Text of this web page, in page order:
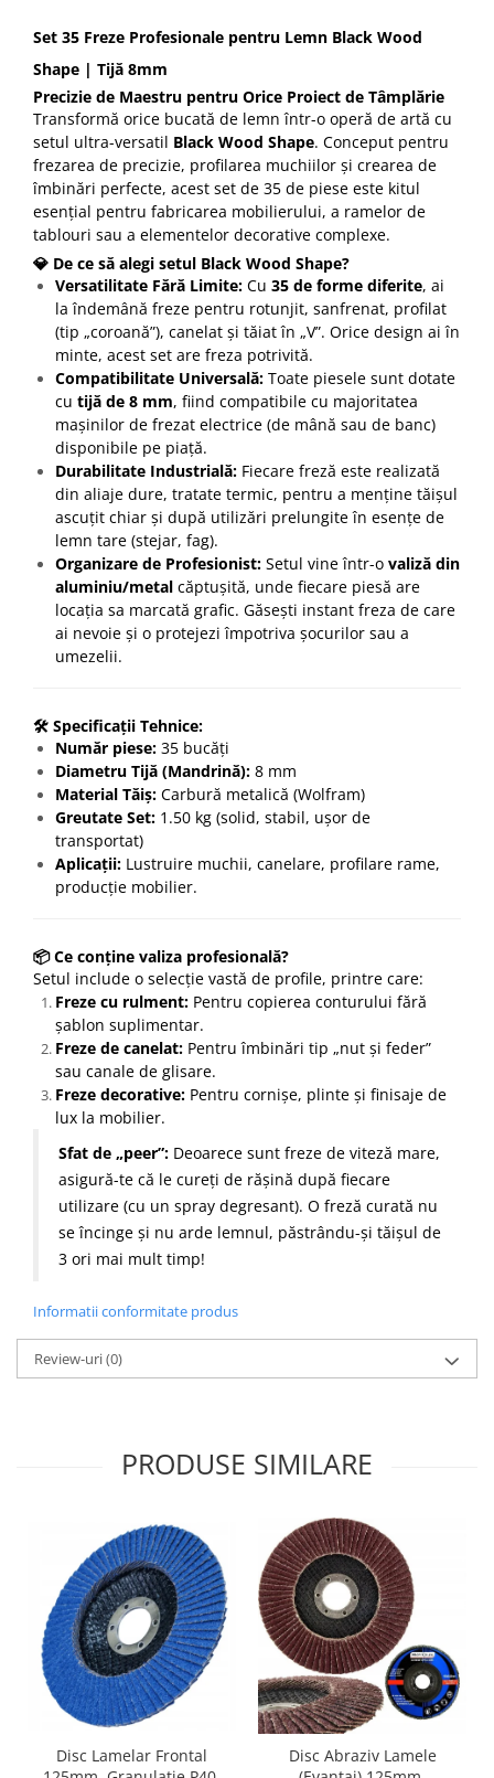
Set 35 Freze Profesionale pentru Lemn Black Wood
Shape | Tijă 8mm
Precizie de Maestru pentru Orice Proiect de Tâmplărie
Transformă orice bucată de lemn într-o operă de artă cu
setul ultra-versatil Black Wood Shape. Conceput pentru
frezarea de precizie, profilarea muchiilor și crearea de
îmbinări perfecte, acest set de 35 de piese este kitul
esențial pentru fabricarea mobilierului, a ramelor de
tablouri sau a elementelor decorative complexe.
💎 De ce să alegi setul Black Wood Shape?
Versatilitate Fără Limite: Cu 35 de forme diferite, ai
la îndemână freze pentru rotunjit, sanfrenat, profilat
(tip „coroană”), canelat și tăiat în „V”. Orice design ai în
minte, acest set are freza potrivită.
Compatibilitate Universală: Toate piesele sunt dotate
cu tijă de 8 mm, fiind compatibile cu majoritatea
mașinilor de frezat electrice (de mână sau de banc)
disponibile pe piață.
Durabilitate Industrială: Fiecare freză este realizată
din aliaje dure, tratate termic, pentru a menține tăișul
ascuțit chiar și după utilizări prelungite în esențe de
lemn tare (stejar, fag).
Organizare de Profesionist: Setul vine într-o valiză din
aluminiu/metal căptușită, unde fiecare piesă are
locația sa marcată grafic. Găsești instant freza de care
ai nevoie și o protejezi împotriva șocurilor sau a
umezelii.
🛠️ Specificații Tehnice:
Număr piese: 35 bucăți
Diametru Tijă (Mandrină): 8 mm
Material Tăiș: Carbură metalică (Wolfram)
Greutate Set: 1.50 kg (solid, stabil, ușor de
transportat)
Aplicații: Lustruire muchii, canelare, profilare rame,
producție mobilier.
📦 Ce conține valiza profesională?
Setul include o selecție vastă de profile, printre care:
Freze cu rulment: Pentru copierea conturului fără
șablon suplimentar.
Freze de canelat: Pentru îmbinări tip „nut și feder”
sau canale de glisare.
Freze decorative: Pentru cornișe, plinte și finisaje de
lux la mobilier.
Sfat de „peer”: Deoarece sunt freze de viteză mare,
asigură-te că le cureți de rășină după fiecare
utilizare (cu un spray degresant). O freză curată nu
se încinge și nu arde lemnul, păstrându-și tăișul de
3 ori mai mult timp!
Informatii conformitate produs
Review-uri(0)
PRODUSE SIMILARE
Disc Lamelar Frontal
Disc Abraziv Lamele